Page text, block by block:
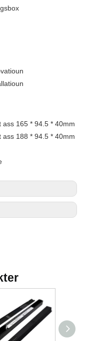
165 * 94.5 * 40mm
188 * 94.5 * 40mm